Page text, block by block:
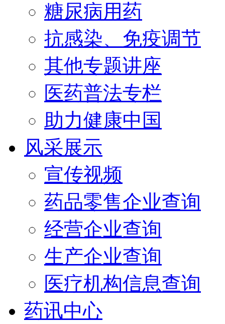
糖尿病用药
抗感染、免疫调节
其他专题讲座
医药普法专栏
助力健康中国
风采展示
宣传视频
药品零售企业查询
经营企业查询
生产企业查询
医疗机构信息查询
药讯中心